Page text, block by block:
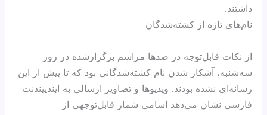
داشتند.
نام‌های تازه از کشته‌شدگان
از نکات قابل‌توجه در صدها مراسم برگزارشده در روز
سه‌شنبه، آشکار شدن نام‌ کشته‌شدگانی بود که تا پیش از این
رسانه‌ای نشده بودند. ویدیوها و تصاویر ارسالی به ایندیپندنت
فارسی نشان می‌دهد اسامی شمار قابل‌توجهی از